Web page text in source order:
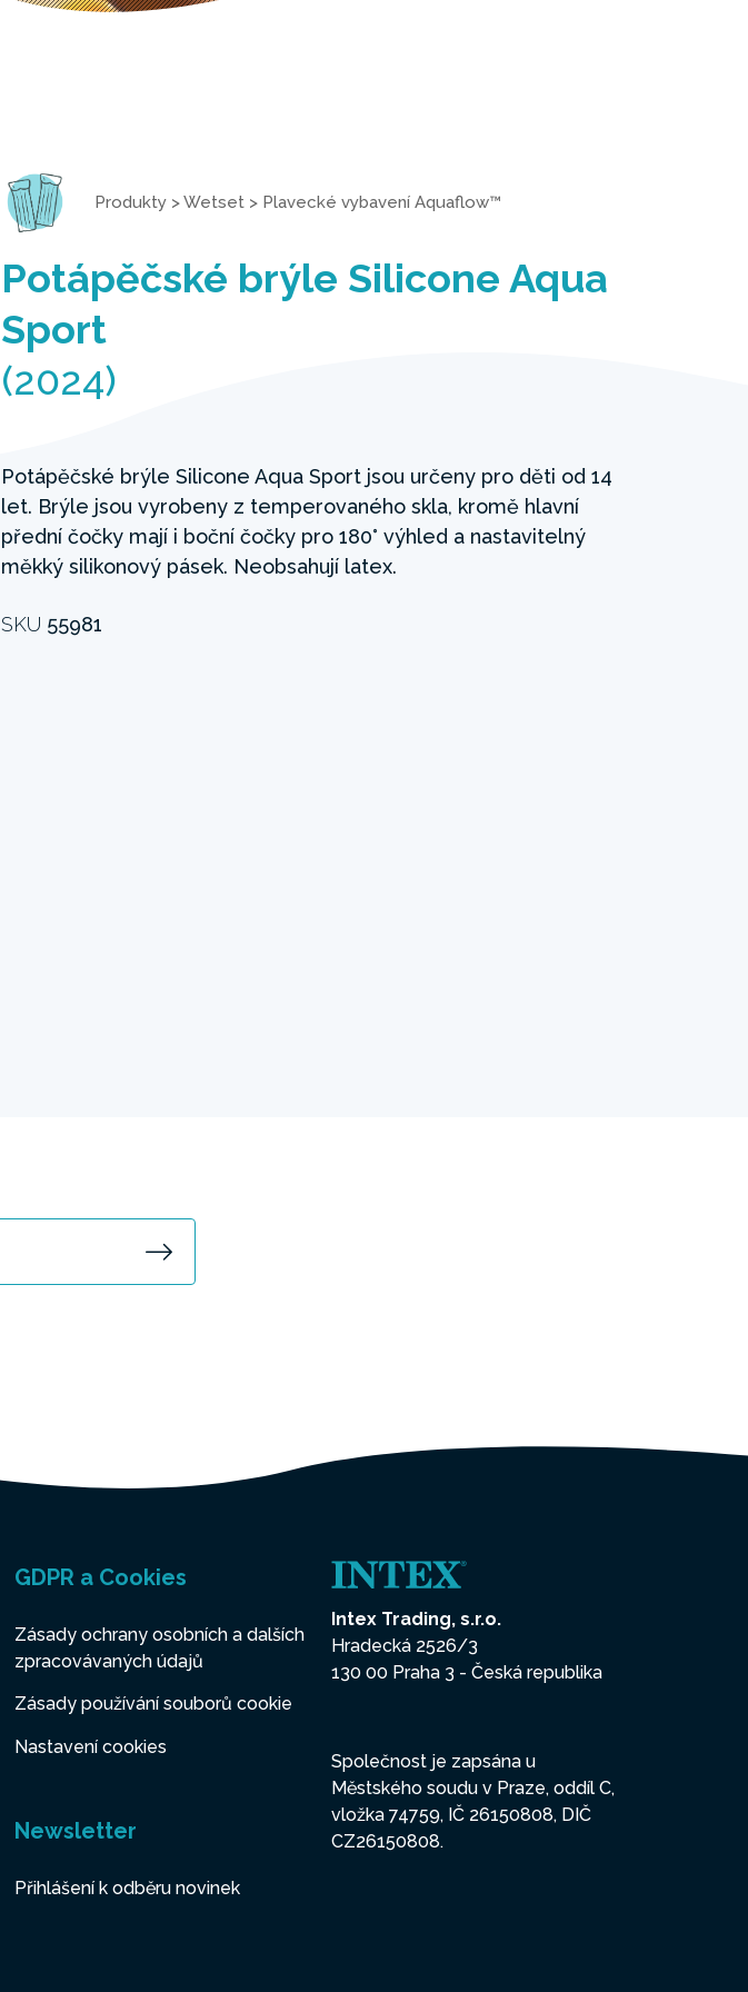
Produkty >Wetset > Plavecké vybavení Aquaflow™
Potápěčské brýle Silicone Aqua
Sport
(2024)
Potápěčské brýle Silicone Aqua Sport jsou určeny pro děti od 14
let. Brýle jsou vyrobeny z temperovaného skla, kromě hlavní
přední čočky mají i boční čočky pro 180° výhled a nastavitelný
měkký silikonový pásek. Neobsahují latex.
SKU 55981
GDPR a Cookies
Zásady ochrany osobních a dalších
zpracovávaných údajů
Zásady používání souborů cookie
Nastavení cookies
Newsletter
Přihlášení k odběru novinek
Intex Trading, s.r.o.
Hradecká 2526/3
130 00 Praha 3 - Česká republika
Společnost je zapsána u
Městského soudu v Praze, oddíl C,
vložka 74759, IČ 26150808, DIČ
CZ26150808.